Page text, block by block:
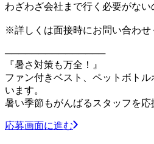
わざわざ会社まで行く必要がな
※詳しくは面接時にお問い合わせ
───────────────
『暑さ対策も万全！』
ファン付きベスト、ペットボト
います。
暑い季節もがんばるスタッフを応
応募画面に進む